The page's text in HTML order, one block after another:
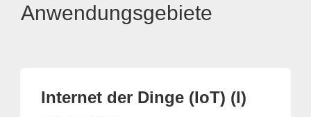
Anwendungsgebiete
Internet der Dinge (IoT) (I)